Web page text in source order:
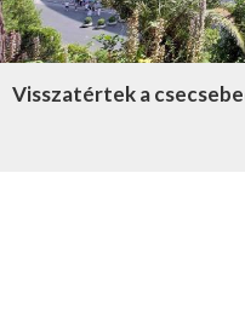
Visszatértek a